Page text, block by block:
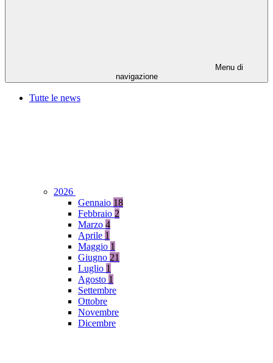
Menu di
navigazione
Tutte le news
2026
Gennaio 18
Febbraio 2
Marzo 4
Aprile 1
Maggio 1
Giugno 21
Luglio 1
Agosto 1
Settembre
Ottobre
Novembre
Dicembre